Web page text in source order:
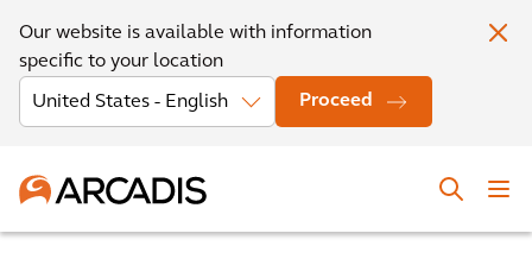
Our website is available with information
specific to your location
Proceed